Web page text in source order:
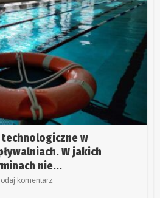
w
W jakich
nie...
komentarz